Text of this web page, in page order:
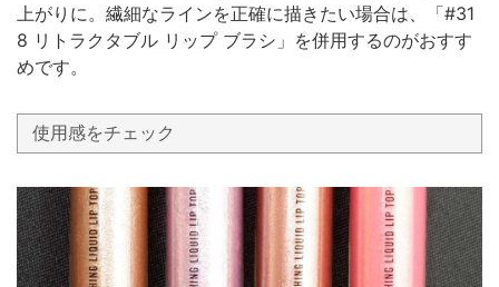
上がりに。繊細なラインを正確に描きたい場合は、「#31
8 リトラクタブル リップ ブラシ」を併用するのがおすす
めです。
使用感をチェック